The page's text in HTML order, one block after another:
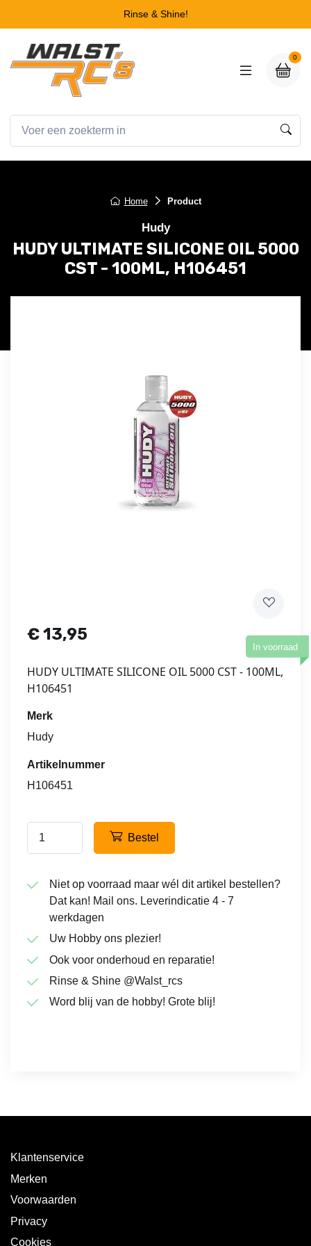
Rinse & Shine!
0
Home Product
Hudy
HUDY ULTIMATE SILICONE OIL 5000
CST - 100ML, H106451
€13,95
In voorraad
HUDY ULTIMATE SILICONE OIL 5000 CST - 100ML,
H106451
Merk
Hudy
Artikelnummer
H106451
Bestel
Niet op voorraad maar wél dit artikel bestellen?
Dat kan! Mail ons. Leverindicatie 4 - 7
werkdagen
Uw Hobby ons plezier!
Ook voor onderhoud en reparatie!
Rinse & Shine @Walst_rcs
Word blij van de hobby! Grote blij!
Klantenservice
Merken
Voorwaarden
Privacy
Cookies